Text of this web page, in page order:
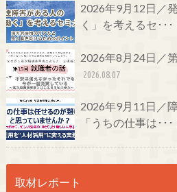
2026年9月12日／
く」を考えるセ･･･
2026年8月24日／
2026.08.07
2026年9月11日／
「うちの仕事は･･･
取材レポート